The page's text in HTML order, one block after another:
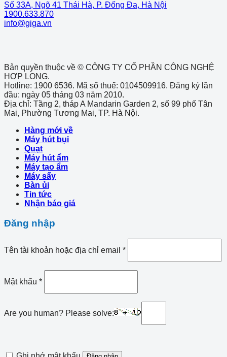
Số 33A, Ngõ 41 Thái Hà, P. Đống Đa, Hà Nội
1900.633.870
info@giga.vn
Bản quyền thuộc về © CÔNG TY CỔ PHẦN CÔNG NGHỆ
HỢP LONG.
Hotline: 1900 6536. Mã số thuế: 0104509916. Đăng ký lần
đầu: ngày 05 tháng 03 năm 2010.
Địa chỉ: Tầng 2, tháp A Mandarin Garden 2, số 99 phố Tân
Mai, Phường Tương Mai, TP. Hà Nội.
Hàng mới về
Máy hút bụi
Quạt
Máy hút ẩm
Máy tạo ẩm
Máy sấy
Bàn ủi
Tin tức
Nhận báo giá
Đăng nhập
Tên tài khoản hoặc địa chỉ email *
Mật khẩu *
Are you human? Please solve: